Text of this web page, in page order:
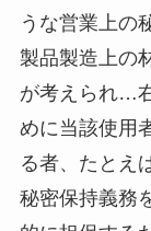
うな営業上の
製品製造上の
が考えられ…
めに当該使用
る者、たとえ
秘密保持義務